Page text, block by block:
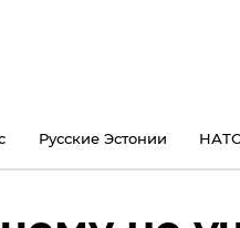
Русские Эстонии